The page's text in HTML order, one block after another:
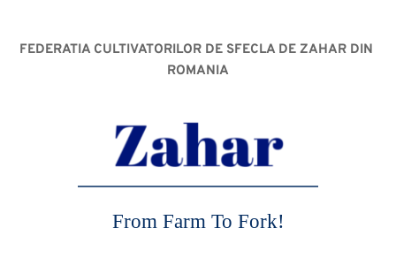
FEDERATIA CULTIVATORILOR DE SFECLA DE ZAHAR DIN
ROMANIA
From Farm To Fork!